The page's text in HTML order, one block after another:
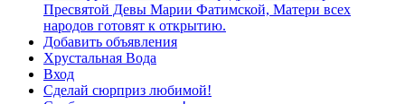
Пресвятой Девы Марии Фатимской, Матери всех
народов готовят к открытию.
Добавить объявления
Хрустальная Вода
Вход
Сделай сюрприз любимой!